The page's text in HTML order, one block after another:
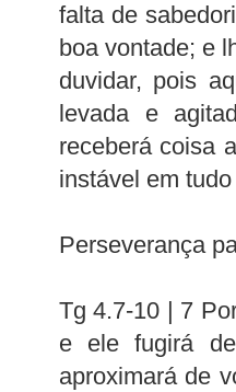
falta de
boa vontade; e
duvidar, pois
levada e
receberá coisa
instável em
Perseverança
Tg 4.7-10 | 7
e ele fugirá
aproximará de